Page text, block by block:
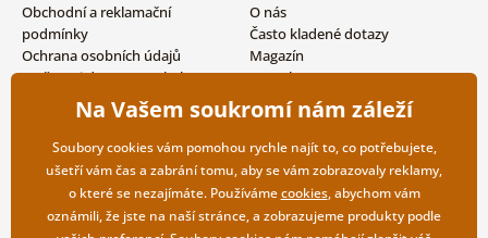
Obchodní a reklamační
podmínky
Ochrana osobních údajů
Možnosti dopravy a platby
Vrácení zboží
O nás
Často kladené dotazy
Magazín
Kontakty
Velkoobchodní spolupráce
Na Vašem soukromí nám záleží
Soubory cookies vám pomohou rychle najít to, co potřebujete,
ušetří vám čas a zabrání tomu, aby se vám zobrazovaly reklamy,
o které se nezajímáte. Používámecookies, abychom vám
oznámili, že jste na naší stránce, a zobrazujeme produkty podle